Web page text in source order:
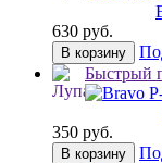
630 руб.
В корзину
Быстрый
350 руб.
В корзину